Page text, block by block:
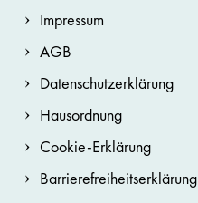
Impressum
AGB
Datenschutzerklärung
Hausordnung
Cookie-Erklärung
Barrierefreiheitserklärung